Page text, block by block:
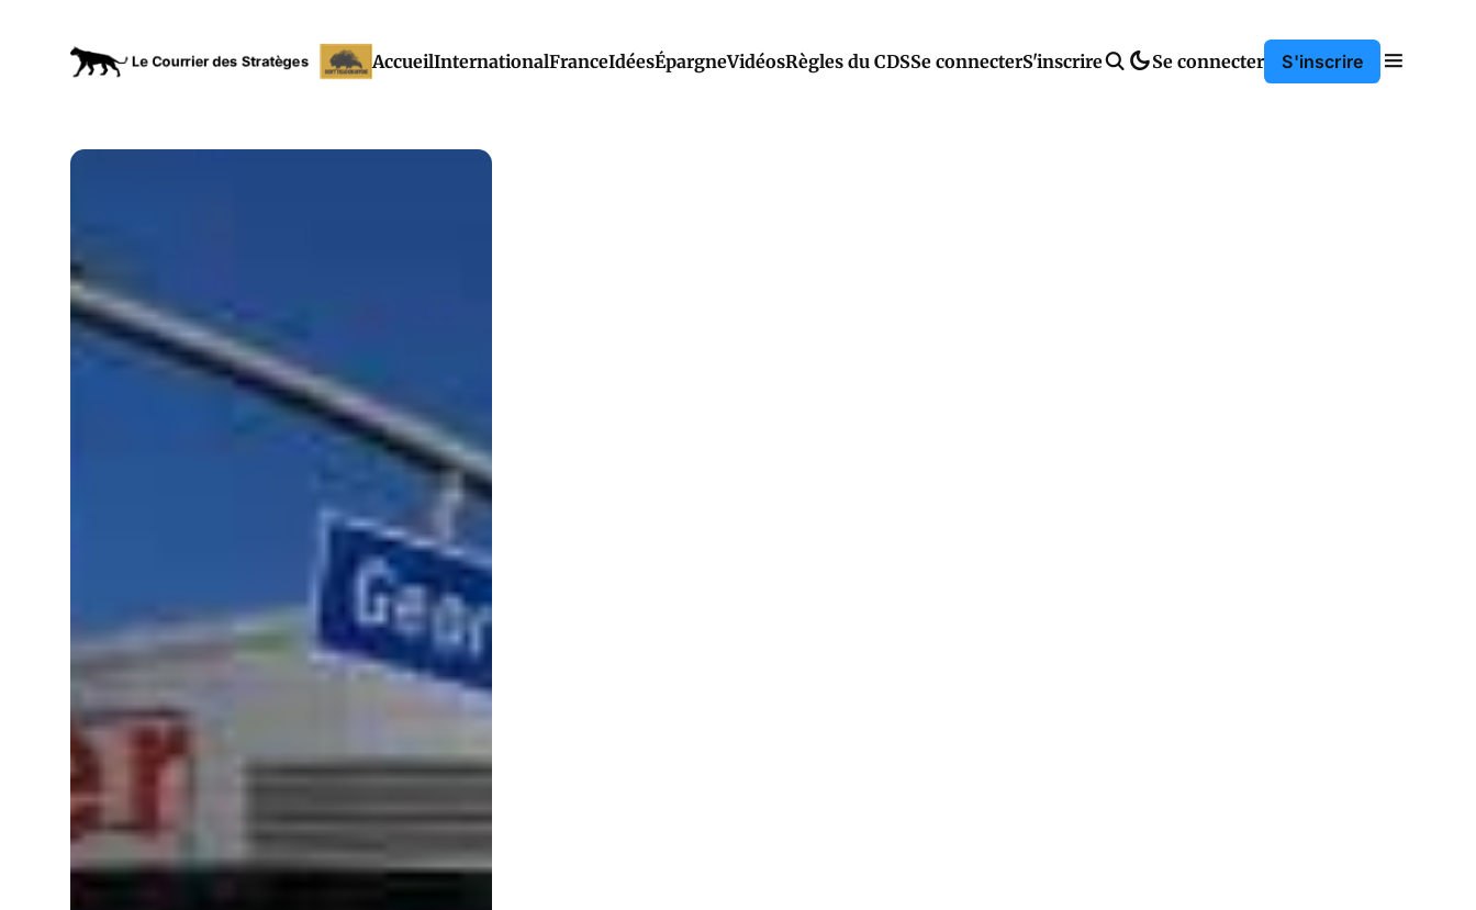
AccueilInternationalFranceIdéesÉpargneVidéosRègles du CDSSe connecterS'inscrire Se connecter S'inscrire